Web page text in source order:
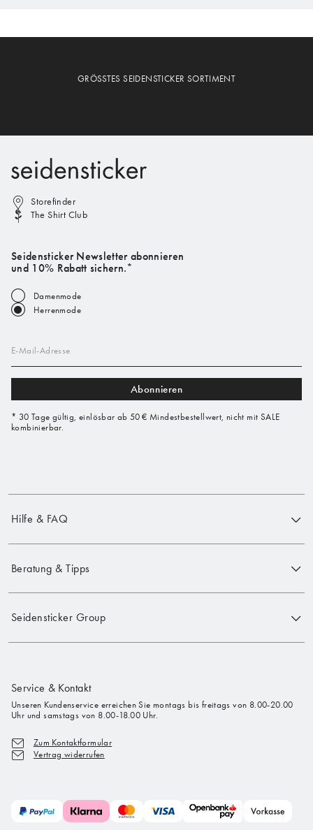
GRÖSSTES SEIDENSTICKER SORTIMENT
Storefinder
The Shirt Club
Seidensticker Newsletter abonnieren
und 10% Rabatt sichern.*
Damenmode
Herrenmode
E-Mail-Adresse
Abonnieren
* 30 Tage gültig, einlösbar ab 50 € Mindestbestellwert, nicht mit SALE
kombinierbar.
Hilfe & FAQ
Beratung & Tipps
Seidensticker Group
Service & Kontakt
Unseren Kundenservice erreichen Sie montags bis freitags von 8.00-20.00
Uhr und samstags von 8.00-18.00 Uhr.
Zum Kontaktformular
Vertrag widerrufen